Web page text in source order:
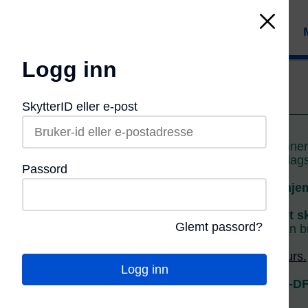
Logg inn
SkytterID eller e-post
Passord
Glemt passord?
Logg inn
Mitt DFS
Skytter-statistikk
Skytetider LS
på nye
Leter du etter et
Gammel side
kan
Se vårekurs/ekurs.
Innlogging Mitt-